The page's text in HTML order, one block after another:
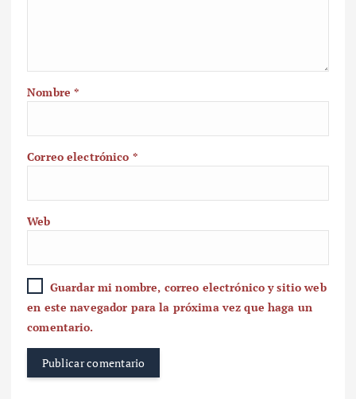
Nombre*
Correo electrónico *
Web
Guardar mi nombre, correo electrónico y sitio web
en este navegador para la próxima vez que haga un
comentario.